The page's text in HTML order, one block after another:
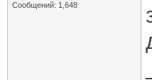
Сообщений: 1,648